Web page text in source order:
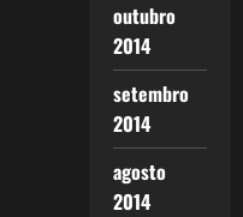
outubro
2014
setembro
2014
agosto
2014